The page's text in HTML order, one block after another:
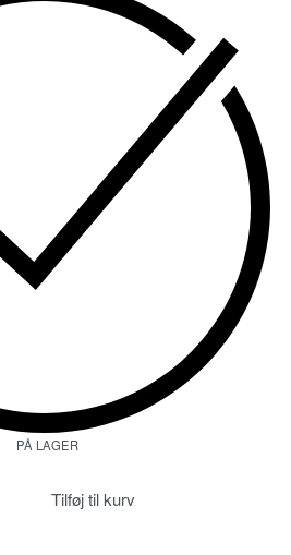
PÅ LAGER
Tilføj til kurv